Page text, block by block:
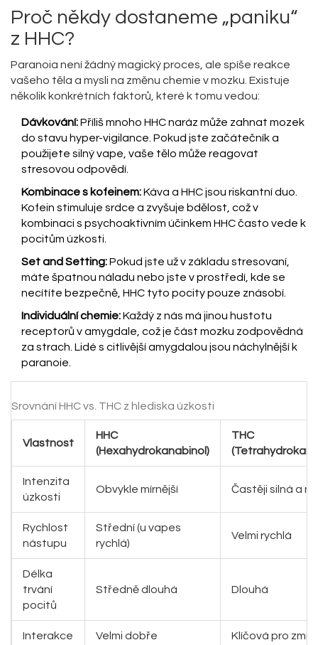
Proč někdy dostaneme „paniku“
z HHC?
Paranoia není žádný magický proces, ale spíše reakce
vašeho těla a mysli na změnu chemie v mozku. Existuje
několik konkrétních faktorů, které k tomu vedou:
Dávkování:Příliš mnoho HHC naráz může zahnat mozek
do stavu hyper-vigilance. Pokud jste začátečník a
použijete silný vape, vaše tělo může reagovat
stresovou odpovědí.
Kombinace s kofeinem:Káva a HHC jsou riskantní duo.
Kofein stimuluje srdce a zvyšuje bdělost, což v
kombinaci s psychoaktivním účinkem HHC často vede k
pocitům úzkosti.
Set and Setting:Pokud jste už v základu stresovaní,
máte špatnou náladu nebo jste v prostředí, kde se
necítíte bezpečně, HHC tyto pocity pouze znásobí.
Individuální chemie:Každý z nás má jinou hustotu
receptorů v amygdale, což je část mozku zodpovědná
za strach. Lidé s citlivější amygdalou jsou náchylnější k
paranoie.
Srovnání HHC vs. THC z hlediska úzkosti
Vlastnost
HHC
(Hexahydrokanabinol)
THC
Intenzita
úzkosti
Obvykle mírnější Častěji silná a
Rychlost
nástupu
Střední (u vapes
rychlá)
Velmi rychlá
Délka
trvání
pocitů
Středně dlouhá Dlouhá
Interakce
Velmi dobře
Klíčová pro